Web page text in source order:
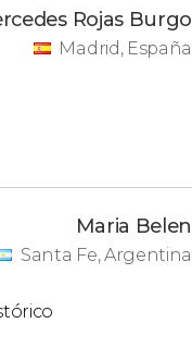
Rojas Burgo
Madrid, España
Maria Belen
Santa Fe, Argentina